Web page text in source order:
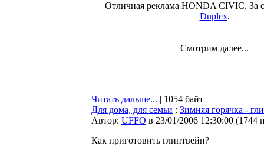
Отличная реклама HONDA CIVIC. За
Duplex.
Смотрим далее...
Читать дальше... | 1054 байт
Для дома, для семьи : Зимняя горячка -
Автор: UFFO в 23/01/2006 12:30:00 (1744
Как приготовить глинтвейн?